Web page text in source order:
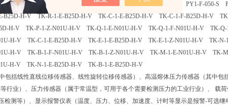
050-S PY1-C-075-S PY1-C-0100-PY1-C-0150-S PY1-F-025-S PY1-F-050-S
B25D-H-V TK-R-1-E-B25D-H-V TK-C-1-E-B25D-H-V TK-C-1-F-B25D-H-V
H-V TK-P-1-Z-N01U-H-V TK-Q-1-E-N01U-H-V TK-Q-1-F-N01U-H-V TK-
H-V TK-C-1-E-B25D-H-V TK-E-1-E-B25D-H-V TK-E-1-Z-N01U-H-V TK-
H-V TK-B-1-F-N01U-H-V TK-B-1-Z-N01U-H-V TK-M-1-E-N01U-H-V TK-
H-V TK-N-1-E-B25D-H-V TK-B-1-E-B25D-H-V
包括线性直线位移传感器、线性旋转位移传感器）、高温熔体压力传感器（其中
行业）、压力传感器（属于常温型，可用于各个需要检测压力的工业行业）、 载
检测等）、显示报警仪表（温度、压力、位移、加速度、计时等显示是报警-可选